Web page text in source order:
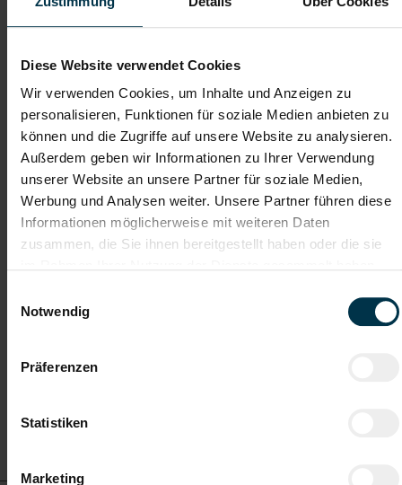
Diese Website verwendet Cookies
Wir verwenden Cookies, um Inhalte und Anzeigen zu
personalisieren, Funktionen für soziale Medien anbieten zu
können und die Zugriffe auf unsere Website zu analysieren.
Außerdem geben wir Informationen zu Ihrer Verwendung
unserer Website an unsere Partner für soziale Medien,
Werbung und Analysen weiter. Unsere Partner führen diese
Informationen möglicherweise mit weiteren Daten
zusammen, die Sie ihnen bereitgestellt haben oder die sie
Notwendig
Präferenzen
Statistiken
Marketing
Fairnessabkommen
sowie Aufstiegsmöglichkeiten
Weitere interessante Jobmöglichkeiten
Produktionshilfskraft in Hollabrunn Vollzeit (m/w/d)